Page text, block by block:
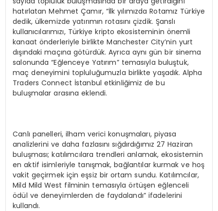
hatırlatan Mehmet Çamır, “İlk yılımızda Rotamız Türkiye
dedik, ülkemizde yatırımın rotasını çizdik. Şanslı
kullanıcılarımızı, Türkiye kripto ekosisteminin önemli
kanaat önderleriyle birlikte Manchester City’nin yurt
dışındaki maçına götürdük. Ayrıca aynı gün bir sinema
salonunda “Eğlenceye Yatırım” temasıyla buluştuk,
maç deneyimini topluluğumuzla birlikte yaşadık. Alpha
Traders Connect İstanbul etkinliğimiz de bu
buluşmalar arasına eklendi.
Canlı panelleri, ilham verici konuşmaları, piyasa
analizlerini ve daha fazlasını sığdırdığımız 27 Haziran
buluşması; katılımcılara trendleri anlamak, ekosistemin
en aktif isimleriyle tanışmak, bağlantılar kurmak ve hoş
vakit geçirmek için eşsiz bir ortam sundu. Katılımcılar,
Mild Mild West filminin temasıyla örtüşen eğlenceli
ödül ve deneyimlerden de faydalandı” ifadelerini
kullandı.